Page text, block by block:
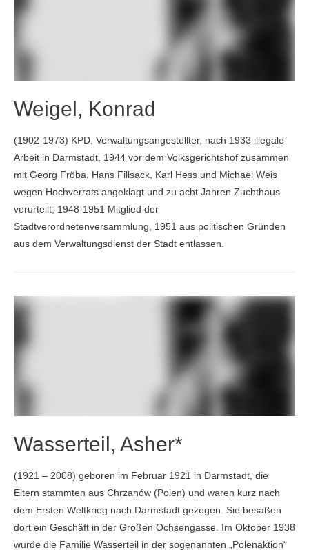
Weigel, Konrad
(1902-1973) KPD, Verwaltungsangestellter, nach 1933 illegale
Arbeit in Darmstadt, 1944 vor dem Volksgerichtshof zusammen
mit Georg Fröba, Hans Fillsack, Karl Hess und Michael Weis
wegen Hochverrats angeklagt und zu acht Jahren Zuchthaus
verurteilt; 1948-1951 Mitglied der
Stadtverordnetenversammlung, 1951 aus politischen Gründen
aus dem Verwaltungsdienst der Stadt entlassen.
Wasserteil, Asher*
(1921 – 2008) geboren im Februar 1921 in Darmstadt, die
Eltern stammten aus Chrzanów (Polen) und waren kurz nach
dem Ersten Weltkrieg nach Darmstadt gezogen. Sie besaßen
dort ein Geschäft in der Großen Ochsengasse. Im Oktober 1938
wurde die Familie Wasserteil in der sogenannten „Polenaktion“